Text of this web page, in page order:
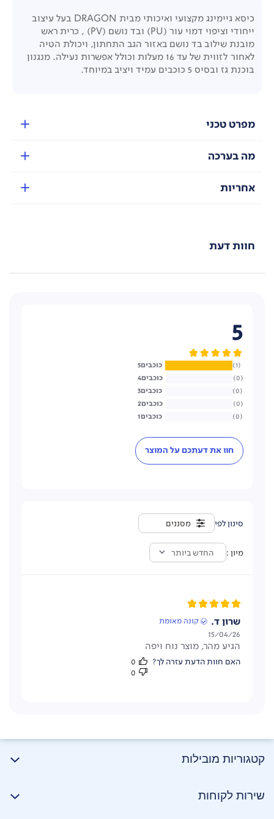
כיסא גיימינג מקצועי ואיכותי מבית DRAGON בעל עיצוב
ייחודי וציפוי דמוי עור (PU) ובד נושם (PV) , כרית ראש
מובנת שילוב בד נושם באזור הגב התחתון, ויכולת הטיה
לאחור לזווית של עד 16 מעלות וכולל אפשרות נעילה. מנגנון
בוכנת גז ובסיס 5 כוכבים עמיד ויציב במיוחד.
מפרט טכני
מה בערכה
אחריות
חוות דעת
5
5 1
4 0
3 0
2 0
1 0
חוו את דעתכם על המוצר
מסננים
מיון החדש ביותר
שרון ד. קונה מאומת
הגיע מהר, מוצר נוח ויפה
פרסום
15/04/26
האם חוות הדעת עזרה לך?
0
0
קטגוריות מובילות
שירות לקוחות